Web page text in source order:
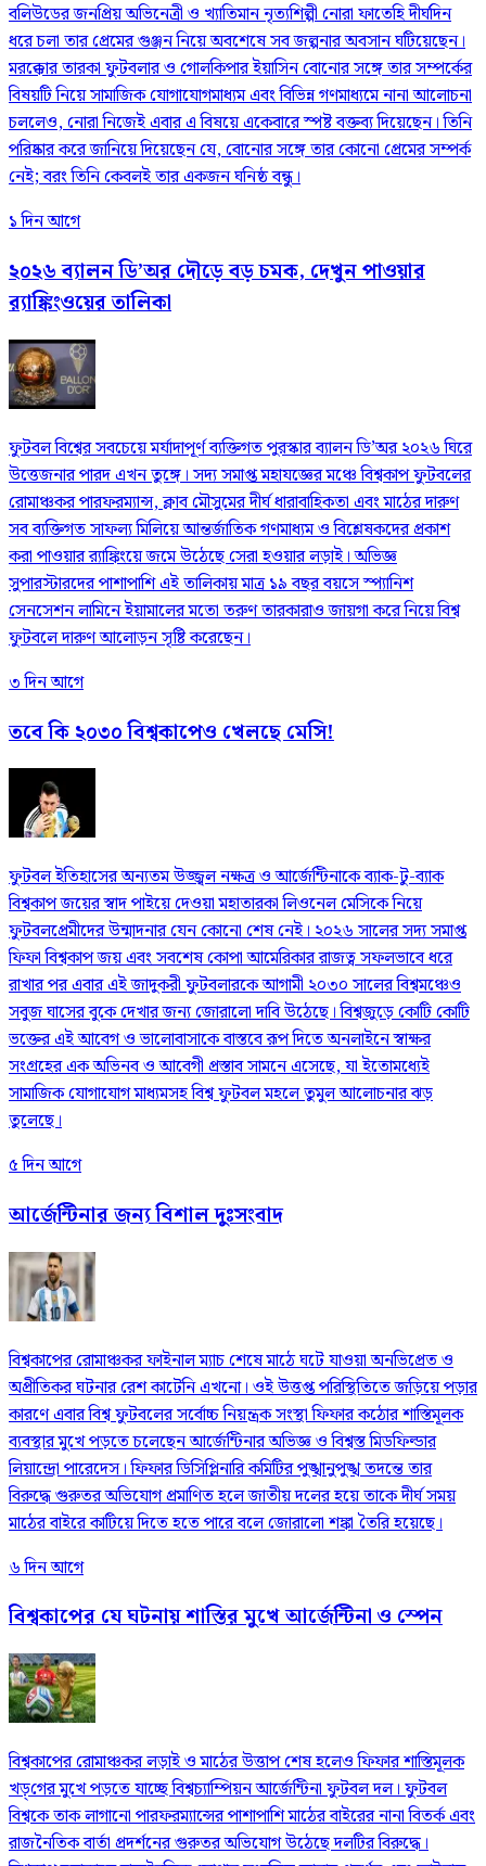
বলিউডের জনপ্রিয় অভিনেত্রী ও খ্যাতিমান নৃত্যশিল্পী নোরা ফাতেহি দীর্ঘদিন
ধরে চলা তার প্রেমের গুঞ্জন নিয়ে অবশেষে সব জল্পনার অবসান ঘটিয়েছেন।
মরক্কোর তারকা ফুটবলার ও গোলকিপার ইয়াসিন বোনোর সঙ্গে তার সম্পর্কের
বিষয়টি নিয়ে সামাজিক যোগাযোগমাধ্যম এবং বিভিন্ন গণমাধ্যমে নানা আলোচনা
চললেও, নোরা নিজেই এবার এ বিষয়ে একেবারে স্পষ্ট বক্তব্য দিয়েছেন। তিনি
পরিষ্কার করে জানিয়ে দিয়েছেন যে, বোনোর সঙ্গে তার কোনো প্রেমের সম্পর্ক
নেই; বরং তিনি কেবলই তার একজন ঘনিষ্ঠ বন্ধু।
১ দিন আগে
২০২৬ ব্যালন ডি’অর দৌড়ে বড় চমক, দেখুন পাওয়ার
র‍্যাঙ্কিংওয়ের তালিকা
ফুটবল বিশ্বের সবচেয়ে মর্যাদাপূর্ণ ব্যক্তিগত পুরস্কার ব্যালন ডি’অর ২০২৬ ঘিরে
উত্তেজনার পারদ এখন তুঙ্গে। সদ্য সমাপ্ত মহাযজ্ঞের মঞ্চে বিশ্বকাপ ফুটবলের
রোমাঞ্চকর পারফরম্যান্স, ক্লাব মৌসুমের দীর্ঘ ধারাবাহিকতা এবং মাঠের দারুণ
সব ব্যক্তিগত সাফল্য মিলিয়ে আন্তর্জাতিক গণমাধ্যম ও বিশ্লেষকদের প্রকাশ
করা পাওয়ার র‍্যাঙ্কিংয়ে জমে উঠেছে সেরা হওয়ার লড়াই। অভিজ্ঞ
সুপারস্টারদের পাশাপাশি এই তালিকায় মাত্র ১৯ বছর বয়সে স্প্যানিশ
সেনসেশন লামিনে ইয়ামালের মতো তরুণ তারকারাও জায়গা করে নিয়ে বিশ্ব
ফুটবলে দারুণ আলোড়ন সৃষ্টি করেছেন।
৩ দিন আগে
তবে কি ২০৩০ বিশ্বকাপেও খেলছে মেসি!
ফুটবল ইতিহাসের অন্যতম উজ্জ্বল নক্ষত্র ও আর্জেন্টিনাকে ব্যাক-টু-ব্যাক
বিশ্বকাপ জয়ের স্বাদ পাইয়ে দেওয়া মহাতারকা লিওনেল মেসিকে নিয়ে
ফুটবলপ্রেমীদের উন্মাদনার যেন কোনো শেষ নেই। ২০২৬ সালের সদ্য সমাপ্ত
ফিফা বিশ্বকাপ জয় এবং সবশেষ কোপা আমেরিকার রাজত্ব সফলভাবে ধরে
রাখার পর এবার এই জাদুকরী ফুটবলারকে আগামী ২০৩০ সালের বিশ্বমঞ্চেও
সবুজ ঘাসের বুকে দেখার জন্য জোরালো দাবি উঠেছে। বিশ্বজুড়ে কোটি কোটি
ভক্তের এই আবেগ ও ভালোবাসাকে বাস্তবে রূপ দিতে অনলাইনে স্বাক্ষর
সংগ্রহের এক অভিনব ও আবেগী প্রস্তাব সামনে এসেছে, যা ইতোমধ্যেই
সামাজিক যোগাযোগ মাধ্যমসহ বিশ্ব ফুটবল মহলে তুমুল আলোচনার ঝড়
তুলেছে।
৫ দিন আগে
আর্জেন্টিনার জন্য বিশাল দুঃসংবাদ
বিশ্বকাপের রোমাঞ্চকর ফাইনাল ম্যাচ শেষে মাঠে ঘটে যাওয়া অনভিপ্রেত ও
অপ্রীতিকর ঘটনার রেশ কাটেনি এখনো। ওই উত্তপ্ত পরিস্থিতিতে জড়িয়ে পড়ার
কারণে এবার বিশ্ব ফুটবলের সর্বোচ্চ নিয়ন্ত্রক সংস্থা ফিফার কঠোর শাস্তিমূলক
ব্যবস্থার মুখে পড়তে চলেছেন আর্জেন্টিনার অভিজ্ঞ ও বিশ্বস্ত মিডফিল্ডার
লিয়ান্দ্রো পারেদেস। ফিফার ডিসিপ্লিনারি কমিটির পুঙ্খানুপুঙ্খ তদন্তে তার
বিরুদ্ধে গুরুতর অভিযোগ প্রমাণিত হলে জাতীয় দলের হয়ে তাকে দীর্ঘ সময়
মাঠের বাইরে কাটিয়ে দিতে হতে পারে বলে জোরালো শঙ্কা তৈরি হয়েছে।
৬ দিন আগে
বিশ্বকাপের যে ঘটনায় শাস্তির মুখে আর্জেন্টিনা ও স্পেন
বিশ্বকাপের রোমাঞ্চকর লড়াই ও মাঠের উত্তাপ শেষ হলেও ফিফার শাস্তিমূলক
খড়্‌গের মুখে পড়তে যাচ্ছে বিশ্বচ্যাম্পিয়ন আর্জেন্টিনা ফুটবল দল। ফুটবল
বিশ্বকে তাক লাগানো পারফরম্যান্সের পাশাপাশি মাঠের বাইরের নানা বিতর্ক এবং
রাজনৈতিক বার্তা প্রদর্শনের গুরুতর অভিযোগ উঠেছে দলটির বিরুদ্ধে।